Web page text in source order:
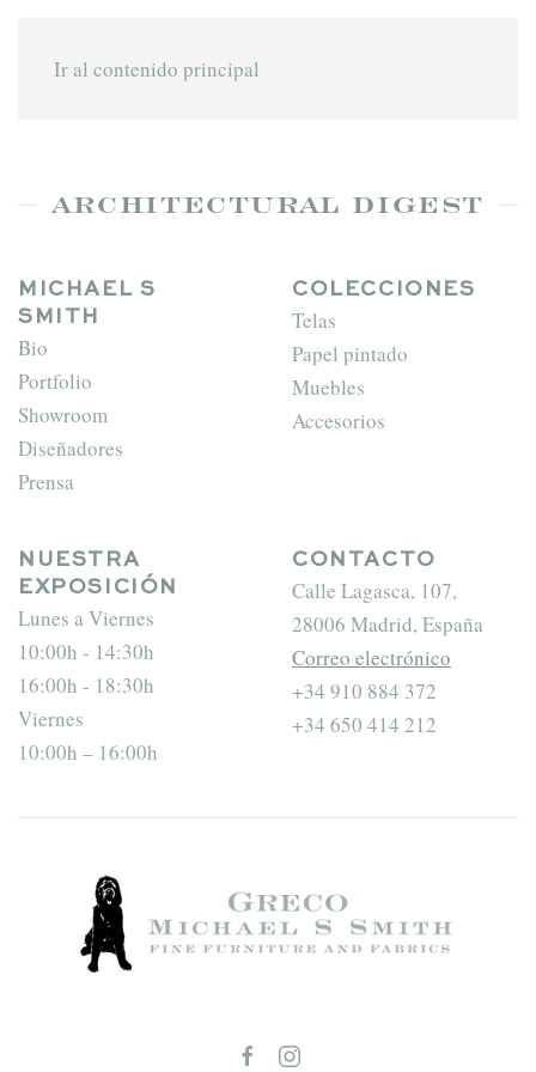
Ir al contenido principal
ARCHITECTURAL DIGEST
MICHAEL S
SMITH
Bio
Portfolio
Showroom
Diseñadores
Prensa
COLECCIONES
Telas
Papel pintado
Muebles
Accesorios
NUESTRA
EXPOSICIÓN
Lunes a Viernes
10:00h - 14:30h
16:00h - 18:30h
Viernes
10:00h – 16:00h
CONTACTO
Calle Lagasca, 107,
28006 Madrid, España
Correo electrónico
+34 910 884 372
+34 650 414 212